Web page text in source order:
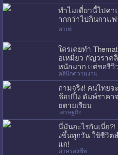
ทำไมเดี๋ยวนี้ไปคา
ากกว่าไปกินกาแ
คาเฟ่
ใครเคยทำ
อเหมี่ยว กัญวราค
หนักมาก แต่ขอรีวิ
คลินิกความงาม
ถามจริง! คนไทย
ช้อปปิ้ง ดัมพ์ราคา
ยตายเรียบ
เศรษฐกิจ
นี่มันอะไรกันเนี่ย?!
งขึ้นทุกวัน ใช้ชีวิต
แก!
ค่าครองชีพ